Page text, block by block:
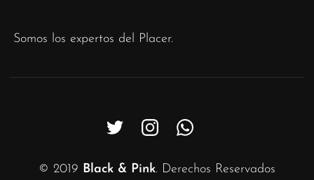
Somos los expertos del Placer.
© 2019 Black & Pink. Derechos Reservados